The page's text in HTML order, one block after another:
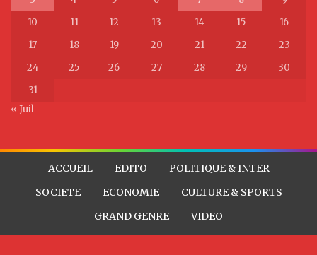
10
11 12 13 14 15
16
17
18 19 20 21 22
23
24
25 26 27 28 29
30
31
« Juil
ACCUEIL EDITO
POLITIQUE & INTER
SOCIETE
ECONOMIE
CULTURE & SPORTS
GRAND GENRE
VIDEO